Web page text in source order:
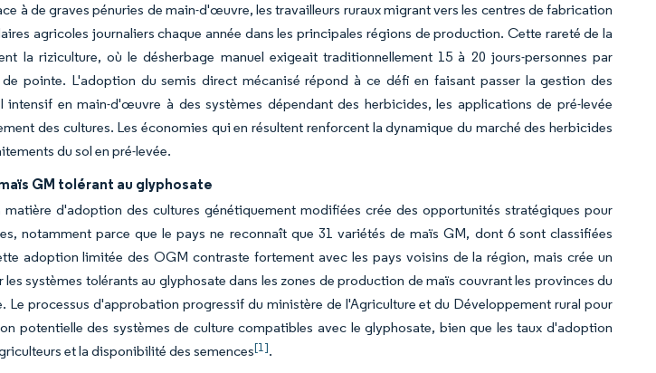
à de graves pénuries de main-d'œuvre, les travailleurs ruraux migrant vers les centres de fabrication
agricoles journaliers chaque année dans les principales régions de production. Cette rareté de la
la riziculture, où le désherbage manuel exigeait traditionnellement 15 à 20 jours-personnes par
pointe. L'adoption du semis direct mécanisé répond à ce défi en faisant passer la gestion des
intensif en main-d'œuvre à des systèmes dépendant des herbicides, les applications de pré-levée
des cultures. Les économies qui en résultent renforcent la dynamique du marché des herbicides
du sol en pré-levée.
GM tolérant au glyphosate
matière d'adoption des cultures génétiquement modifiées crée des opportunités stratégiques pour
notamment parce que le pays ne reconnaît que 31 variétés de maïs GM, dont 6 sont classifiées
adoption limitée des OGM contraste fortement avec les pays voisins de la région, mais crée un
systèmes tolérants au glyphosate dans les zones de production de maïs couvrant les provinces du
Le processus d'approbation progressif du ministère de l'Agriculture et du Développement rural pour
potentielle des systèmes de culture compatibles avec le glyphosate, bien que les taux d'adoption
et la disponibilité des semences[1].